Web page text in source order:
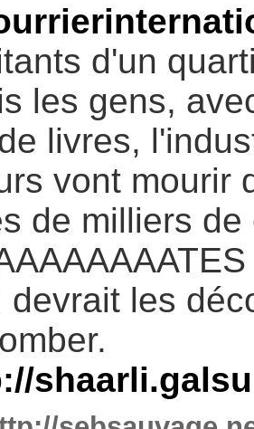
d'un
les gens,
livres,
vont mourir
de milliers
devrait les